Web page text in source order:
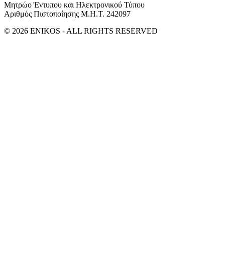
Μητρώο Έντυπου και Ηλεκτρονικού Τύπου
Αριθμός Πιστοποίησης Μ.Η.Τ. 242097
© 2026 ENIKOS - ALL RIGHTS RESERVED